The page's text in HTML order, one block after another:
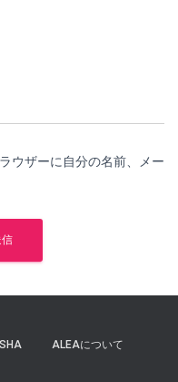
ウザーに自分の名前、メー
ALEAについて